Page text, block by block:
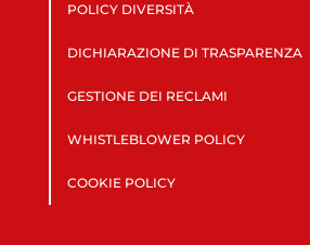
POLICY DIVERSITÀ
DICHIARAZIONE DI TRASPARENZA
GESTIONE DEI RECLAMI
WHISTLEBLOWER POLICY
COOKIE POLICY